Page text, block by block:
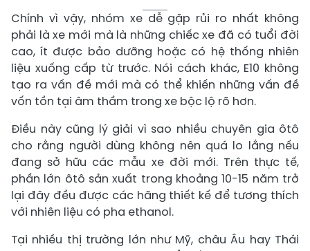
Chính vì vậy, nhóm xe dễ gặp rủi ro nhất không
phải là xe mới mà là những chiếc xe đã có tuổi đời
cao, ít được bảo dưỡng hoặc có hệ thống nhiên
liệu xuống cấp từ trước. Nói cách khác, E10 không
tạo ra vấn đề mới mà có thể khiến những vấn đề
vốn tồn tại âm thầm trong xe bộc lộ rõ hơn.
Điều này cũng lý giải vì sao nhiều chuyên gia ôtô
cho rằng người dùng không nên quá lo lắng nếu
đang sở hữu các mẫu xe đời mới. Trên thực tế,
phần lớn ôtô sản xuất trong khoảng 10-15 năm trở
lại đây đều được các hãng thiết kế để tương thích
với nhiên liệu có pha ethanol.
Tại nhiều thị trường lớn như Mỹ, châu Âu hay Thái